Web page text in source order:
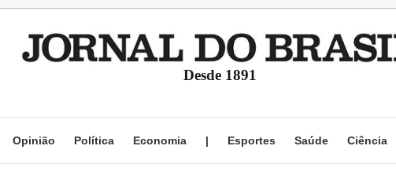
Desde 1891
Opinião Política Economia | Esportes Saúde Ciência